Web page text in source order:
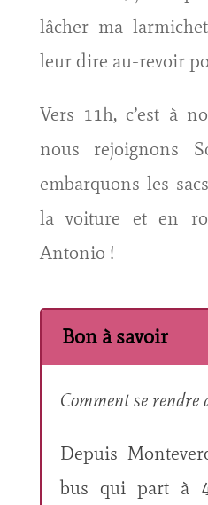
lâcher ma
leur dire au-revoir
Vers 11h, c’est à
nous rejoignons
embarquons les
la voiture et en
Antonio !
Bon à savoir
Comment se rendre
Depuis
bus qui part à